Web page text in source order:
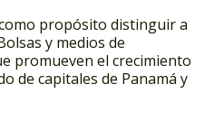
propósito distinguir a
y medios de
promueven el crecimiento
de capitales de Panamá y